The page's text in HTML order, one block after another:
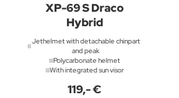
XP-69 S Draco
Hybrid
Jethelmet with detachable chinpart
and peak
Polycarbonate helmet
With integrated sun visor
119,- €